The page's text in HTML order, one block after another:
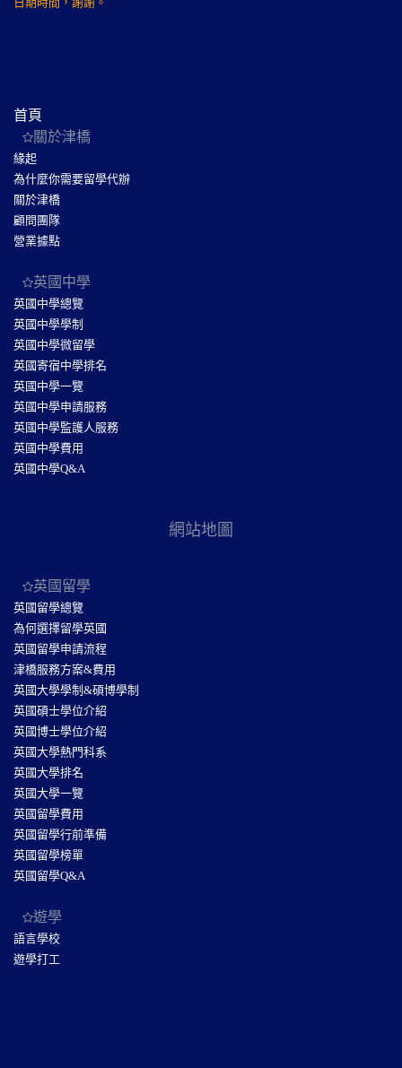
首頁
關於津橋
緣起
為什麼你需要留學代辦
關於津橋
顧問團隊
營業據點
英國中學
英國中學總覽
英國中學學制
英國中學微留學
英國寄宿中學排名
英國中學一覽
英國中學申請服務
英國中學監護人服務
英國中學費用
英國中學Q&A
網站地圖
英國留學
英國留學總覽
為何選擇留學英國
英國留學申請流程
津橋服務方案&費用
英國大學學制&碩博學制
英國碩士學位介紹
英國博士學位介紹
英國大學熱門科系
英國大學排名
英國大學一覽
英國留學費用
英國留學行前準備
英國留學榜單
英國留學Q&A
遊學
語言學校
遊學打工